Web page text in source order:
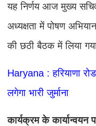
यह निर्णय आज मुख्य
अध्यक्षता में पोषण
की छठी बैठक में लिया
Haryana : हरियाणा
लगेगा भारी जुर्माना
कार्यक्रम के कार्यान्वयन